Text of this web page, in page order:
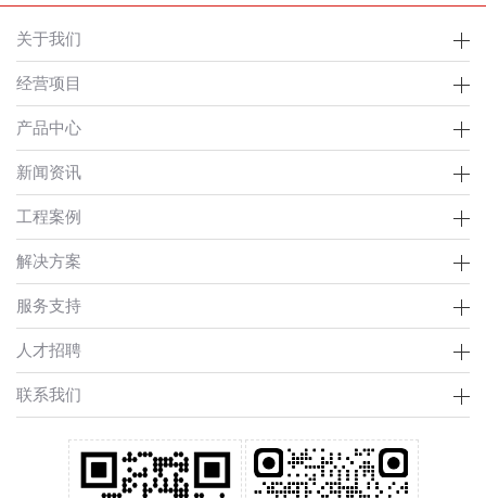
关于我们
经营项目
产品中心
新闻资讯
工程案例
解决方案
服务支持
人才招聘
联系我们